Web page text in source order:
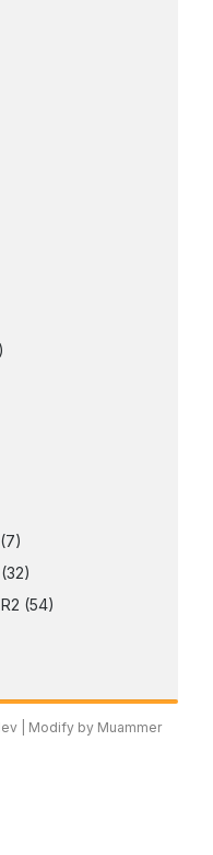
(7)
(32)
(54)
| Modify by Muammer